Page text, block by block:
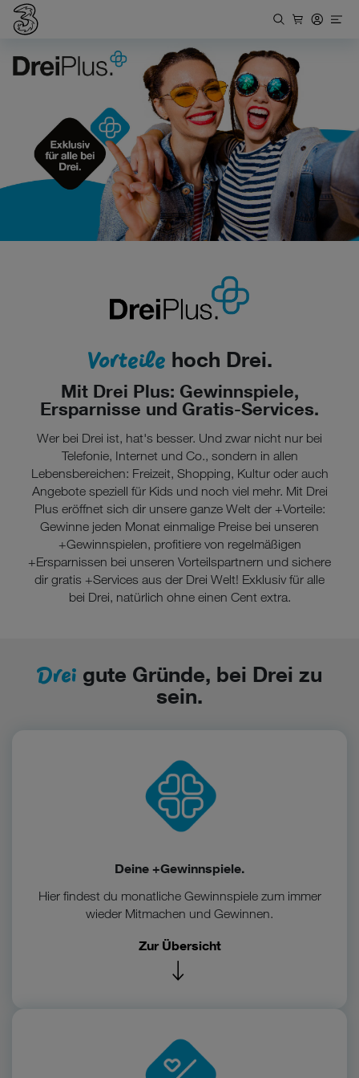
Vorteile hoch Drei.
Mit Drei Plus: Gewinnspiele,
Ersparnisse und Gratis-Services.
Wer bei Drei ist, hat's besser. Und zwar nicht nur bei
Telefonie, Internet und Co., sondern in allen
Lebensbereichen: Freizeit, Shopping, Kultur oder auch
Angebote speziell für Kids und noch viel mehr. Mit Drei
Plus eröffnet sich dir unsere ganze Welt der +Vorteile:
Gewinne jeden Monat einmalige Preise bei unseren
+Gewinnspielen, profitiere von regelmäßigen
+Ersparnissen bei unseren Vorteilspartnern und sichere
dir gratis +Services aus der Drei Welt! Exklusiv für alle
bei Drei, natürlich ohne einen Cent extra.
Drei gute Gründe, bei Drei zu
sein.
Deine +Gewinnspiele.
Hier findest du monatliche Gewinnspiele zum immer
wieder Mitmachen und Gewinnen.
Zur Übersicht